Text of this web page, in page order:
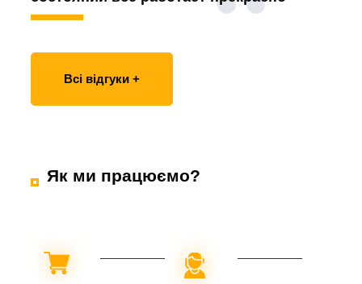
Всі відгуки +
Як ми працюємо?